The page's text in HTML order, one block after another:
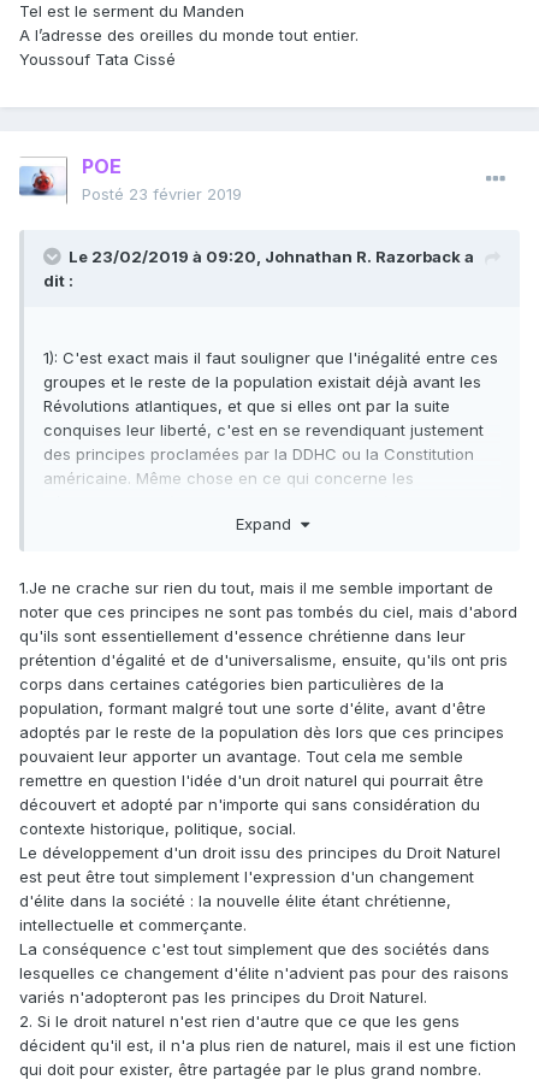
Tel est le serment du Manden
A l’adresse des oreilles du monde tout entier.
Youssouf Tata Cissé
POE
Posté 23 février 2019
Le 23/02/2019 à 09:20, Johnathan R. Razorbacka
dit :
1): C'est exact mais il faut souligner que l'inégalité entre ces
groupes et le reste de la population existait déjà avant les
Révolutions atlantiques, et que si elles ont par la suite
conquises leur liberté, c'est en se revendiquant justement
des principes proclamées par la DDHC ou la Constitution
américaine. Même chose en ce qui concerne les
Donc il est totalement injuste de cracher sur les
prétendent "relativiser le caractère émancipateur des
Lumières", genre EELV) sont en réalité bien content que
d'autres qu'eux se soient bouger l'arrière-train pour faire
appliquer universellement les principes jusnaturalistes et
libéraux de ces déclarations.
On a le droit de critiquer seulement après avoir remarqué le
caractère révolutionnaire et proprement inouï de ces
mouvements intellectuels et politiques.
2): Les Constitutions c'est comme la monnaie: ça vaut ce
que les gens décident que ça vaut. Dans le cas français, la
DDHCétait la base morale de la République, que Napoléon
a renversé. On ne peut pas reprocher à un texte dont la
validité appartenait à un régime disparu de ne pas avoir
empêché le rétablissement de l'esclavage dans les colonies
ou le début de conquête de l'Algérie par la monarchie en
1830.
Une constitution ou une déclaration dont les gens se
foutent, qui n'a plus de partisans ou de moyens de se faire
respecter, c'est juste un bout de papier:
Expand
1.Je ne crache sur rien du tout, mais il me semble important de
noter que ces principes ne sont pas tombés du ciel, mais d'abord
qu'ils sont essentiellement d'essence chrétienne dans leur
prétention d'égalité et de d'universalisme, ensuite, qu'ils ont pris
corps dans certaines catégories bien particulières de la
population, formant malgré tout une sorte d'élite, avant d'être
adoptés par le reste de la population dès lors que ces principes
pouvaient leur apporter un avantage. Tout cela me semble
remettre en question l'idée d'un droit naturel qui pourrait être
découvert et adopté par n'importe qui sans considération du
contexte historique, politique, social.
Le développement d'un droit issu des principes du Droit Naturel
est peut être tout simplement l'expression d'un changement
d'élite dans la société : la nouvelle élite étant chrétienne,
intellectuelle et commerçante.
La conséquence c'est tout simplement que des sociétés dans
lesquelles ce changement d'élite n'advient pas pour des raisons
variés n'adopteront pas les principes du Droit Naturel.
2. Si le droit naturel n'est rien d'autre que ce que les gens
décident qu'il est, il n'a plus rien de naturel, mais il est une fiction
qui doit pour exister, être partagée par le plus grand nombre.